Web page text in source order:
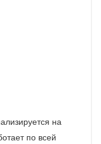
на
по всей